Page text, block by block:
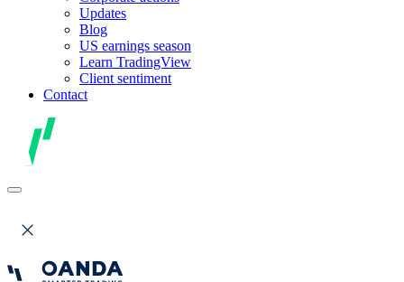
Updates
Blog
US earnings season
Learn TradingView
Client sentiment
Contact